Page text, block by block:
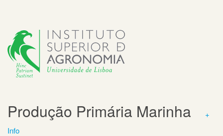
Produção Primária Marinha
+
Info